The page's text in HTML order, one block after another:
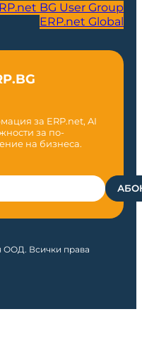
BG User Group
ERP.net Global
за ERP.net, AI
за по-
на бизнеса.
ООД. Всички права